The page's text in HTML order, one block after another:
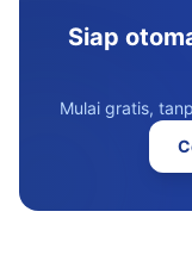
Siap
Mulai gratis,